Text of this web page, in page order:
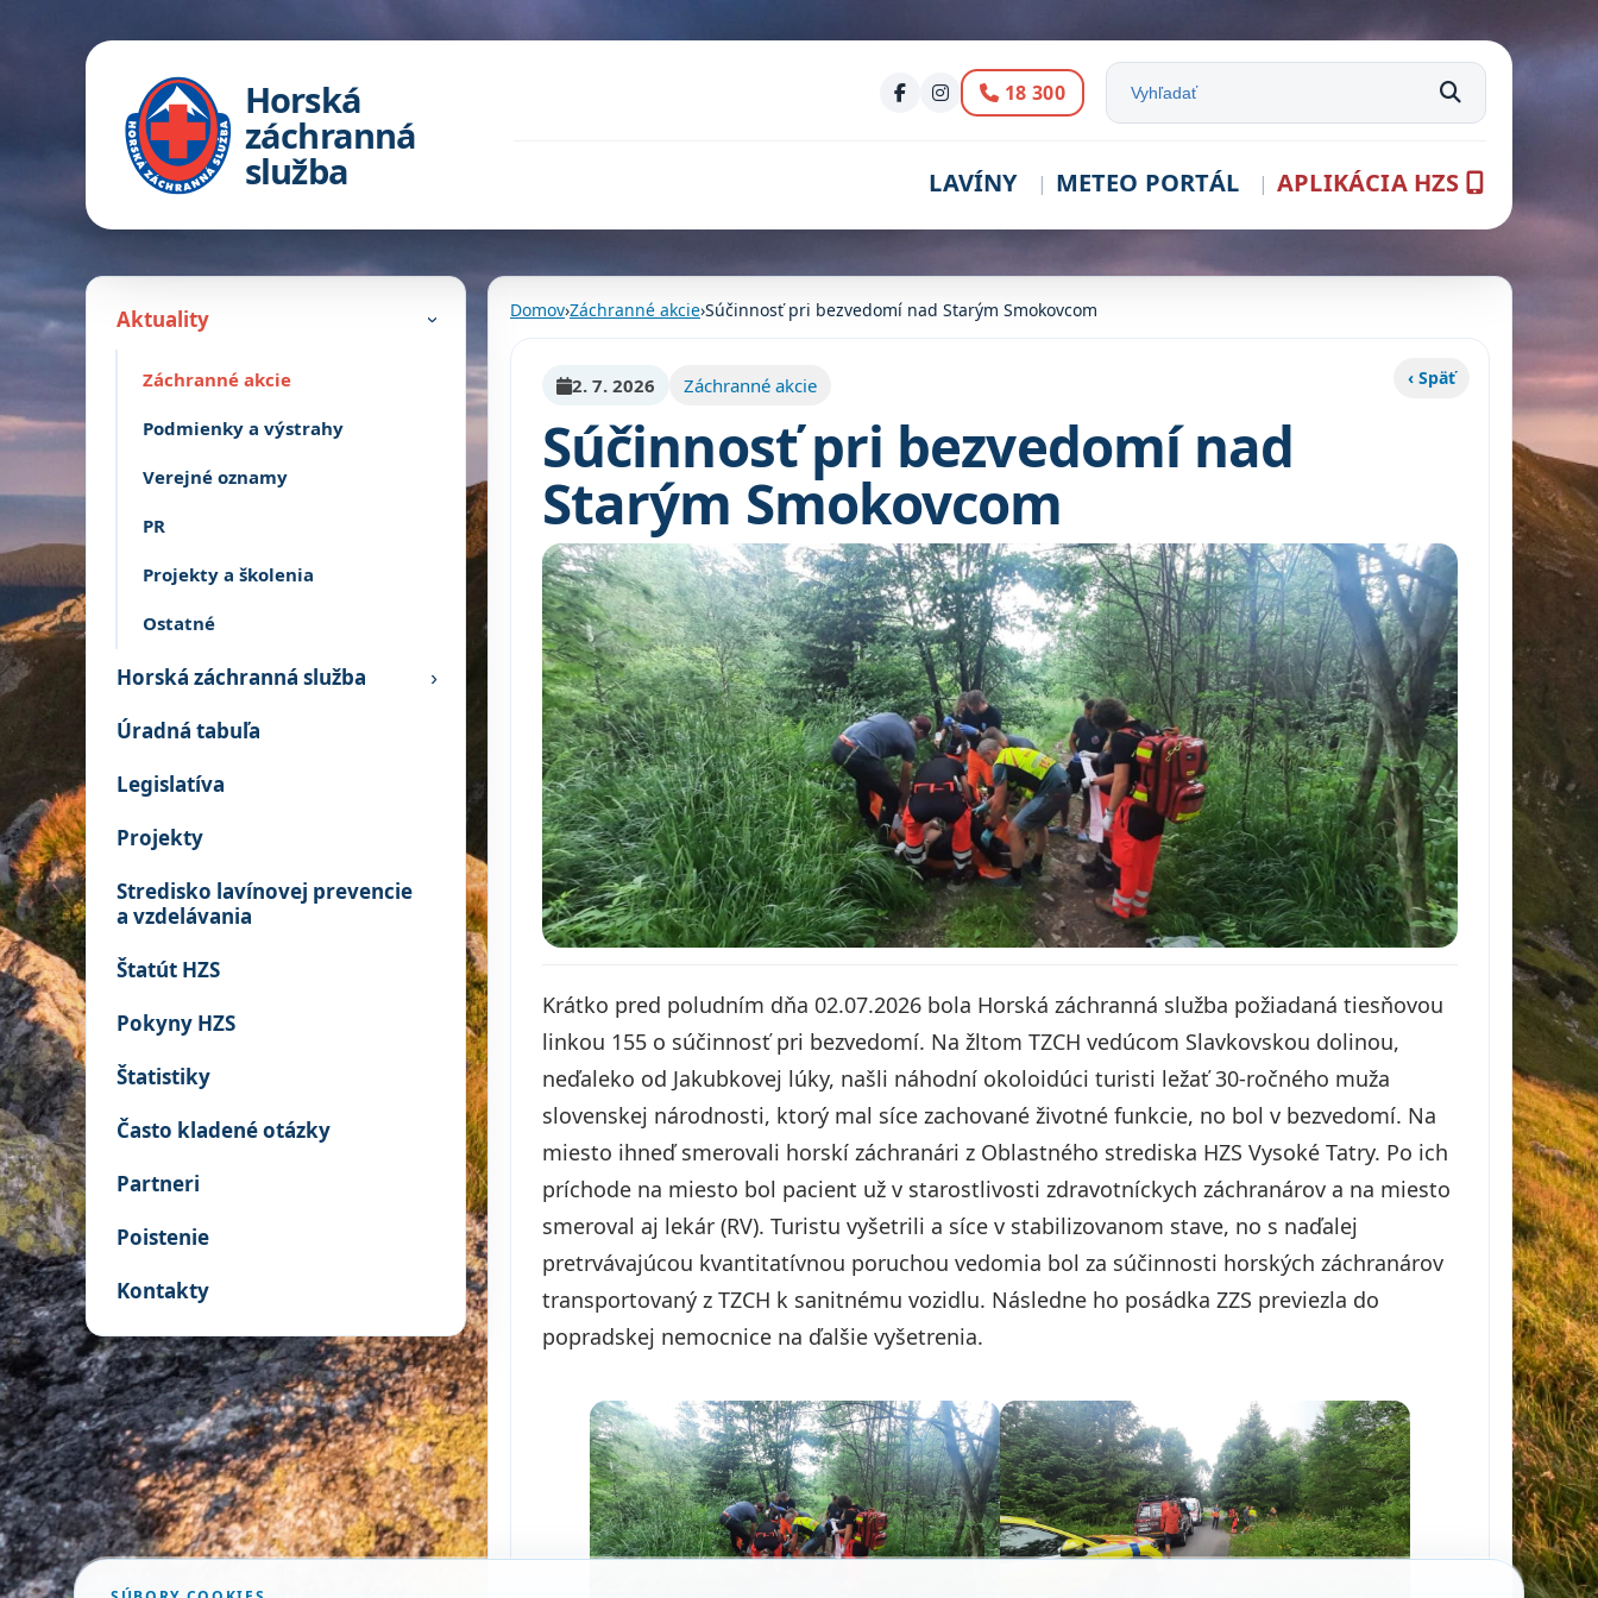
Horská
záchranná
služba
Volanie:
18 300 Vyhľadať na stránke
LAVÍNY METEO PORTÁL APLIKÁCIA HZS
Aktuality ›
Záchranné akcie
Podmienky a výstrahy
Verejné oznamy
PR
Projekty a školenia
Ostatné
Horská záchranná služba ›
Úradná tabuľa
Legislatíva
Projekty
Stredisko lavínovej prevencie
a vzdelávania
Štatút HZS
Pokyny HZS
Štatistiky
Často kladené otázky
Partneri
Poistenie
Kontakty
Domov›Záchranné akcie›Súčinnosť pri bezvedomí nad Starým Smokovcom
‹ Späť
2. 7. 2026 Záchranné akcie
Súčinnosť pri bezvedomí nad
Starým Smokovcom
Krátko pred poludním dňa 02.07.2026 bola Horská záchranná služba požiadaná tiesňovou
linkou 155 o súčinnosť pri bezvedomí. Na žltom TZCH vedúcom Slavkovskou dolinou,
neďaleko od Jakubkovej lúky, našli náhodní okoloidúci turisti ležať 30-ročného muža
slovenskej národnosti, ktorý mal síce zachované životné funkcie, no bol v bezvedomí. Na
miesto ihneď smerovali horskí záchranári z Oblastného strediska HZS Vysoké Tatry. Po ich
príchode na miesto bol pacient už v starostlivosti zdravotníckych záchranárov a na miesto
smeroval aj lekár (RV). Turistu vyšetrili a síce v stabilizovanom stave, no s naďalej
pretrvávajúcou kvantitatívnou poruchou vedomia bol za súčinnosti horských záchranárov
transportovaný z TZCH k sanitnému vozidlu. Následne ho posádka ZZS previezla do
popradskej nemocnice na ďalšie vyšetrenia.